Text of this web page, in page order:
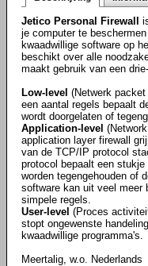
Jetico Personal Firewall
je computer te
kwaadwillige software op
beschikt over alle
maakt gebruik van een
Low-level (Netwerk
een aantal regels bepaalt
wordt doorgelaten of
Application-level
application layer firewall
van de TCP/IP protocol
protocol bepaalt een
worden tegengehouden of
software kan uit veel meer
simpele regels.
User-level (Proces
stopt ongewenste
kwaadwillige programma's.
Meertalig, w.o. Nederlands